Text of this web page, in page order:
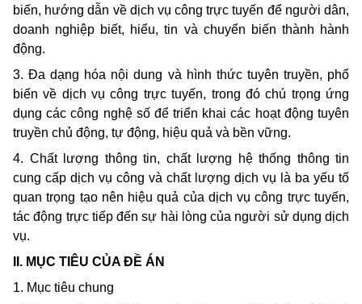
biến, hướng dẫn về dịch vụ công trực tuyến để người dân,
doanh nghiệp biết, hiểu, tin và chuyển biến thành hành
động.
3. Đa dạng hóa nội dung và hình thức tuyên truyền, phổ
biến về dịch vụ công trực tuyến, trong đó chú trọng ứng
dụng các công nghệ số để triển khai các hoạt động tuyên
truyền chủ động, tự động, hiệu quả và bền vững.
4. Chất lượng thông tin, chất lượng hệ thống thông tin
cung cấp dịch vụ công và chất lượng dịch vụ là ba yếu tố
quan trọng tạo nên hiệu quả của dịch vụ công trực tuyến,
tác động trực tiếp đến sự hài lòng của người sử dụng dịch
vụ.
II. MỤC TIÊU CỦA ĐỀ ÁN
1. Mục tiêu chung